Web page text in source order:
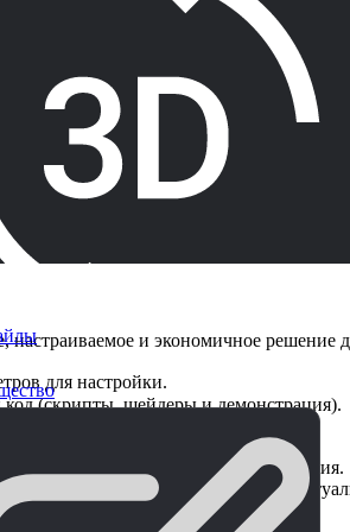
настраиваемое и экономичное решение
для настройки.
(скрипты, шейдеры и демонстрация).
Up.
поддержка и бесплатные обновления.
мобильных устройств,
версиями LTS.